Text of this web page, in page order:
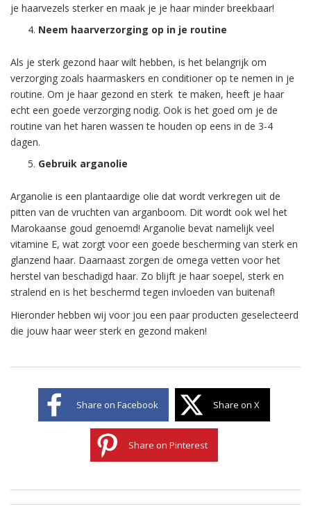
je haarvezels sterker en maak je je haar minder breekbaar!
Neem haarverzorging op in je routine
Als je sterk gezond haar wilt hebben, is het belangrijk om
verzorging zoals haarmaskers en conditioner op te nemen in je
routine. Om je haar gezond en sterk te maken, heeft je haar
echt een goede verzorging nodig. Ook is het goed om je de
routine van het haren wassen te houden op eens in de 3-4
dagen.
Gebruik arganolie
Arganolie is een plantaardige olie dat wordt verkregen uit de
pitten van de vruchten van arganboom. Dit wordt ook wel het
Marokaanse goud genoemd! Arganolie bevat namelijk veel
vitamine E, wat zorgt voor een goede bescherming van sterk en
glanzend haar. Daarnaast zorgen de omega vetten voor het
herstel van beschadigd haar. Zo blijft je haar soepel, sterk en
stralend en is het beschermd tegen invloeden van buitenaf!
Hieronder hebben wij voor jou een paar producten geselecteerd
die jouw haar weer sterk en gezond maken!
Share on Facebook Share on X
Share on Pinterest